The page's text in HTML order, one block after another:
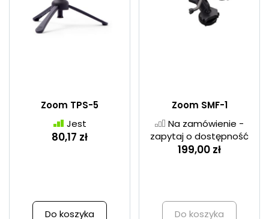
Zoom TPS-5
Jest
80,17 zł
Do koszyka
Zoom SMF-1
Na zamówienie -
zapytaj o dostępność
199,00 zł
Do koszyka